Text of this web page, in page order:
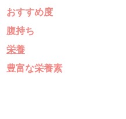
おすすめ度
腹持ち
栄養
豊富な栄養素